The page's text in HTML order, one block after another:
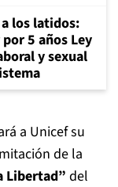
los latidos:
5 años Ley
y sexual
a Unicef su
de la
Libertad” del